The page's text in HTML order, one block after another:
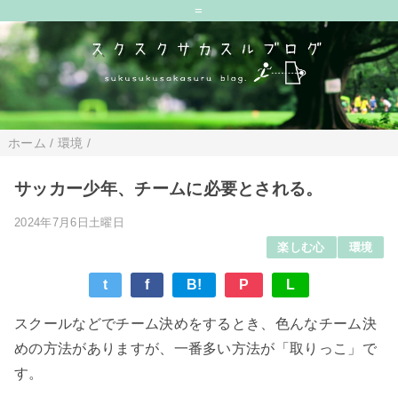
=
ホーム / 環境 /
サッカー少年、チームに必要とされる。
2024年7月6日土曜日
楽しむ心
環境
t f B! P L
スクールなどでチーム決めをするとき、色んなチーム決
めの方法がありますが、一番多い方法が「取りっこ」で
す。